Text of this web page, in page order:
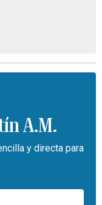
A.M.
y directa para